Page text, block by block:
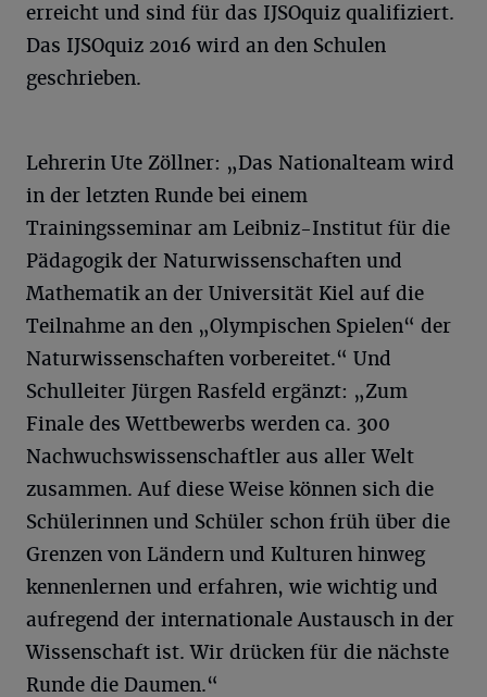
erreicht und sind für das IJSOquiz qualifiziert.
Das IJSOquiz 2016 wird an den Schulen
geschrieben.
Lehrerin Ute Zöllner: „Das Nationalteam wird
in der letzten Runde bei einem
Trainingsseminar am Leibniz-Institut für die
Pädagogik der Naturwissenschaften und
Mathematik an der Universität Kiel auf die
Teilnahme an den „Olympischen Spielen“ der
Naturwissenschaften vorbereitet.“ Und
Schulleiter Jürgen Rasfeld ergänzt: „Zum
Finale des Wettbewerbs werden ca. 300
Nachwuchswissenschaftler aus aller Welt
zusammen. Auf diese Weise können sich die
Schülerinnen und Schüler schon früh über die
Grenzen von Ländern und Kulturen hinweg
kennenlernen und erfahren, wie wichtig und
aufregend der internationale Austausch in der
Wissenschaft ist. Wir drücken für die nächste
Runde die Daumen.“